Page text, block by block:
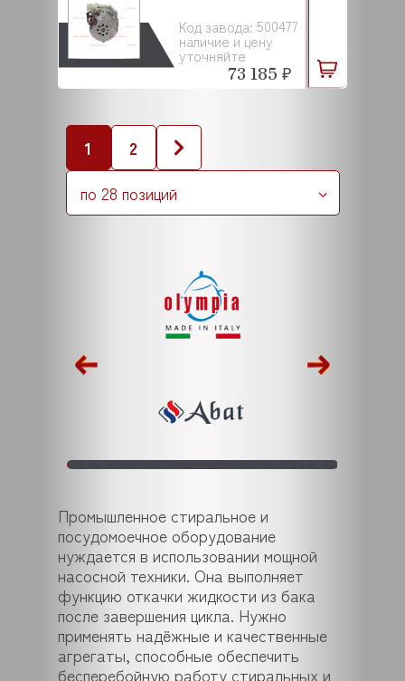
Код завода: 500477
наличие и цену
уточняйте
73 185 ₽
1
2
по 28 позиций
Промышленное стиральное и
посудомоечное оборудование
нуждается в использовании мощной
насосной техники. Она выполняет
функцию откачки жидкости из бака
после завершения цикла. Нужно
применять надёжные и качественные
агрегаты, способные обеспечить
бесперебойную работу стиральных и